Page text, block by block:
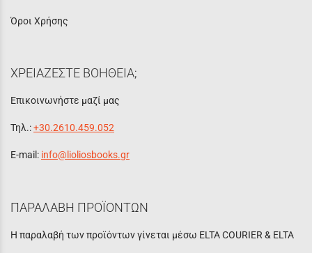
Όροι Χρήσης
ΧΡΕΙΑΖΕΣΤΕ ΒΟΗΘΕΙΑ;
Επικοινωνήστε μαζί μας
Τηλ.:+30.2610.459.052
E-mail: info@lioliosbooks.gr
ΠΑΡΑΛΑΒΗ ΠΡΟΪΟΝΤΩΝ
Η παραλαβή των προϊόντων γίνεται μέσω ELTA COURIER & ELTA